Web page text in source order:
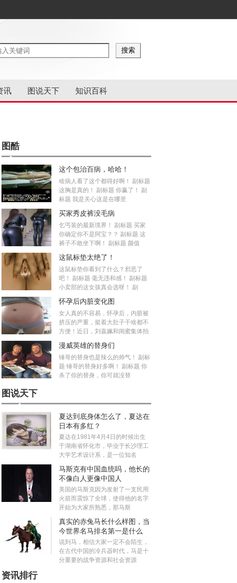
讯 图说天下 知识百科
图酷
这个包治百病，哈哈！
啥病人看了这个都得好啊！ 副标题
这胸是真的！ 副标题 你赢了！ 副
标题 我是关心这是在哪里
买家秀皮裤没毛病
乞丐装的最新境界！ 副标题 买家
你确定你不是阿宝？？ 副标题 这
裤子不敢坐下啊！ 副标题 颜值
这鼠标垫太绝了！
这鼠标垫你看到了什么？邪恶了
吧！ 副标题 毫无违和感！ 副标题
小卖部的这女孩真会选呀！ 副
怀孕后内脏变化图
女人真的不容易，怀孕后，内脏被
挤压的严重，挺着大肚子干啥都不
方便！近日，刘嘉姵和闺蜜集体拍
漫威英雄的替身们
锤哥的替身也是辣么的帅气！ 副标
题 锤哥的替身好多啊！ 副标题 你
杀了你的替身，你可就没替
图说天下
夏达到底身体怎么了，夏达在
日本有多红？
夏达在1981年4月4日的时候出生
于湖南省怀化市，毕业于长沙理工
大学艺术设计系，是一位知名
马斯克有中国血统吗，他长的
不像白人更像中国人
美国的马斯克因为发射了一支民用
火箭而震惊了全球，使得他的名字
开始为大家所熟悉，那马斯
真实的赤兔马长什么样图，当
今世界名马排名第一是什么
马？
说到马，相信大家一定不会陌生，
在古代中国的冷兵器时代，马是十
分重要的战争资源和社会资源
资讯排行